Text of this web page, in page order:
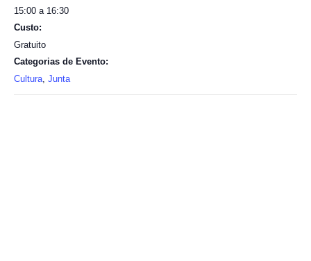
15:00 a 16:30
Custo:
Gratuito
Categorias de Evento:
Cultura, Junta